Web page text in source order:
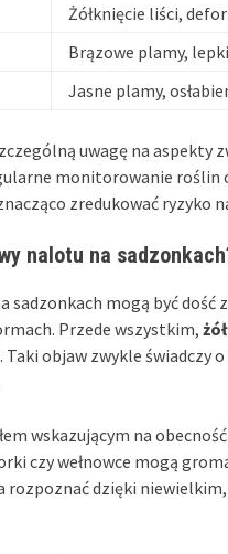
Żółknięcie liści,
Brązowe plamy,
Jasne plamy,
uwagę na aspekty
monitorowanie roślin
zredukować ryzyko
nalotu na
sadzonkach mogą być dość
Przede wszystkim,
Taki objaw zwykle świadczy
wskazującym na
czy wełnowce mogą
rozpoznać dzięki